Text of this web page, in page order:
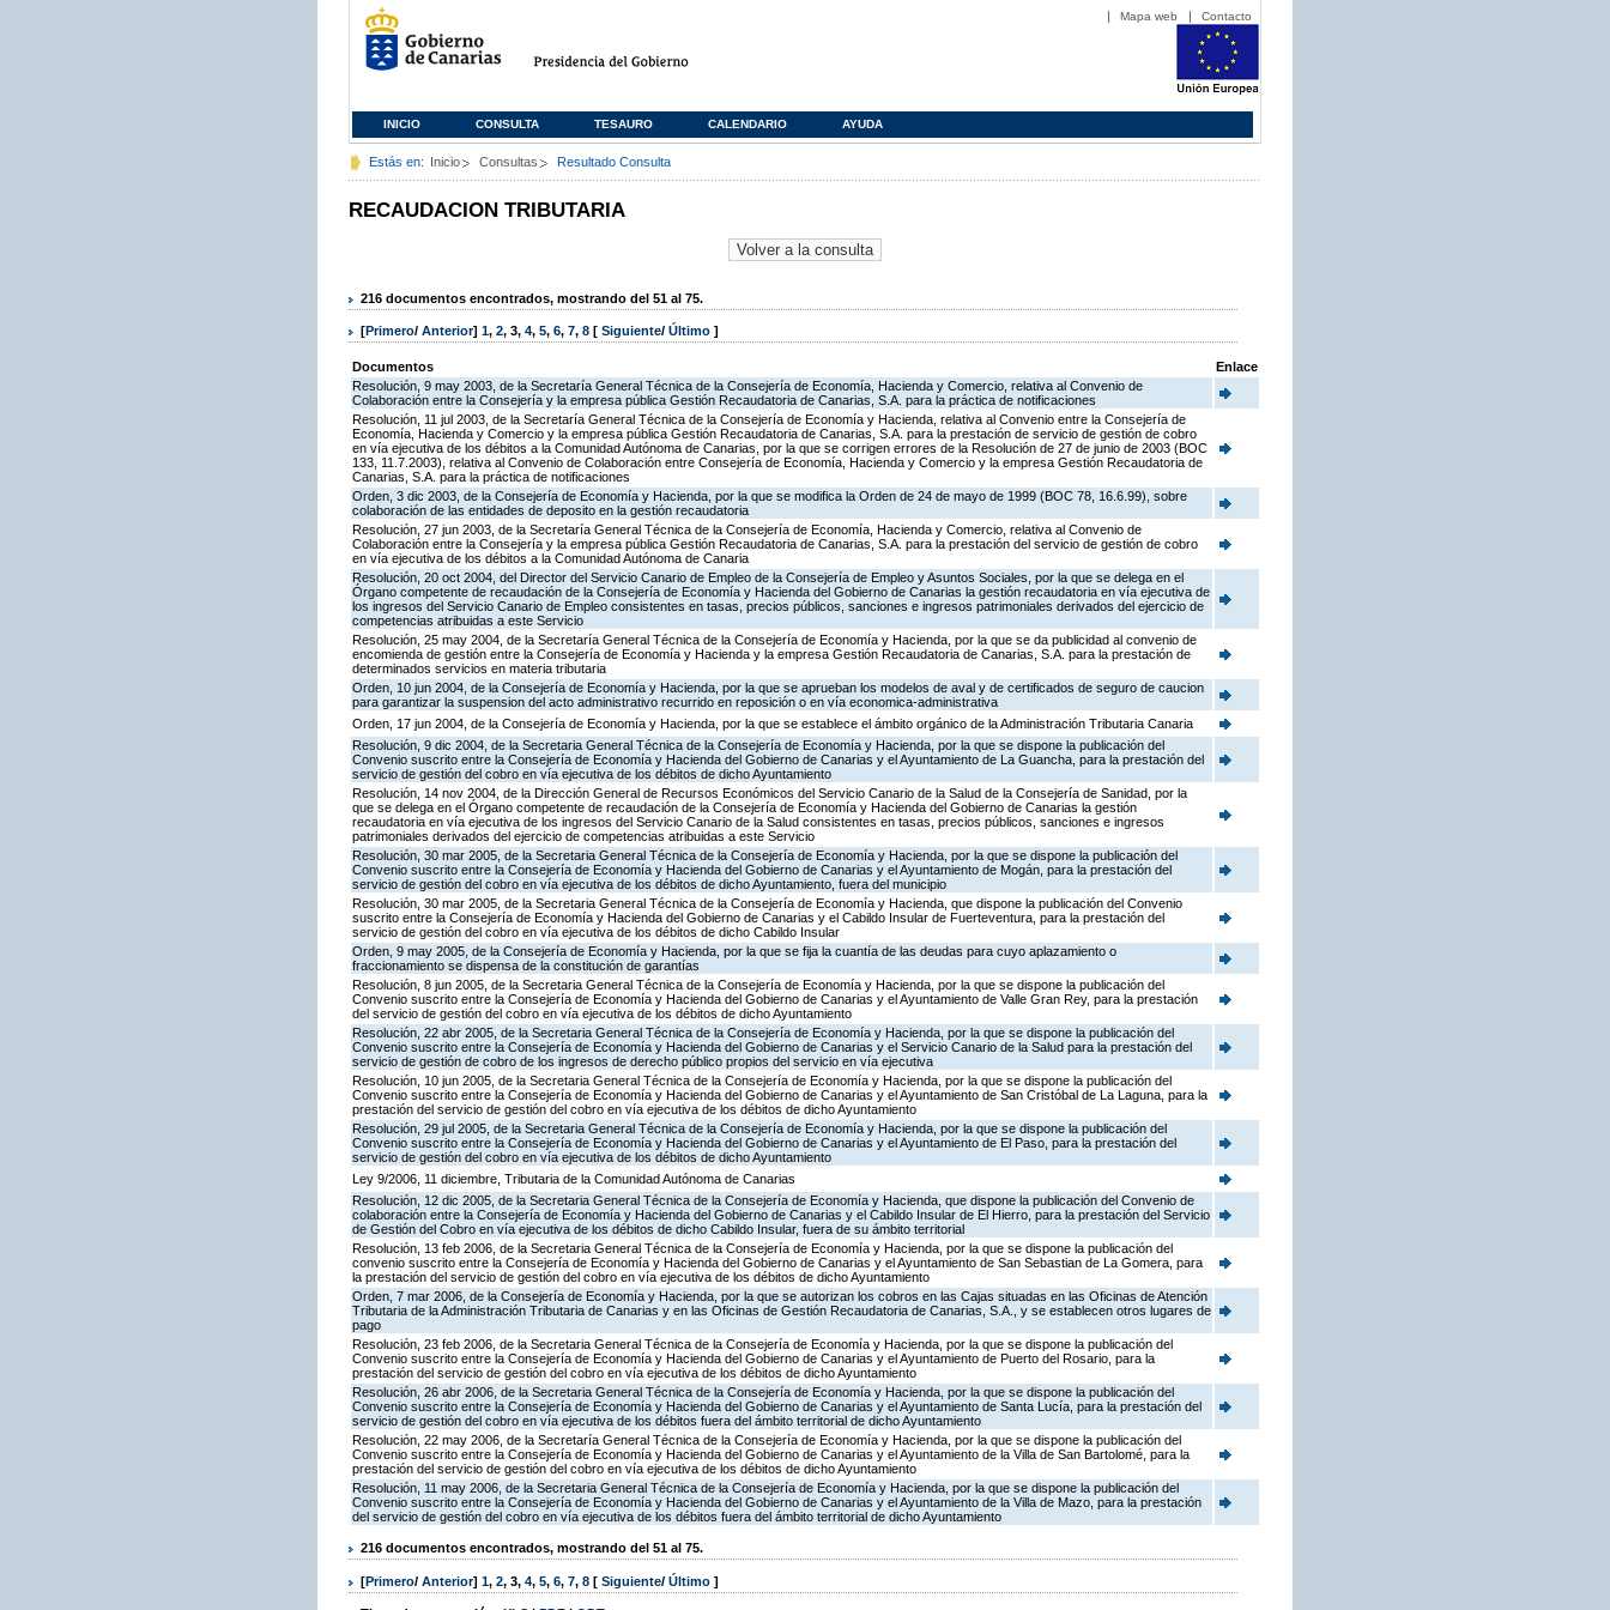
Mapa web Contacto
INICIO CONSULTA TESAURO CALENDARIO AYUDA
Estás en: Inicio Consultas Resultado Consulta
RECAUDACION TRIBUTARIA
216 documentos encontrados, mostrando del 51 al 75.
[Primero/ Anterior] 1, 2, 3, 4, 5, 6, 7, 8 [ Siguiente/ Último ]
Documentos
Enlace
Resolución, 9 may 2003, de la Secretaría General Técnica de la Consejería de Economía, Hacienda y Comercio, relativa al Convenio de
Colaboración entre la Consejería y la empresa pública Gestión Recaudatoria de Canarias, S.A. para la práctica de notificaciones
Resolución, 11 jul 2003, de la Secretaría General Técnica de la Consejería de Economía y Hacienda, relativa al Convenio entre la Consejería de
Economía, Hacienda y Comercio y la empresa pública Gestión Recaudatoria de Canarias, S.A. para la prestación de servicio de gestión de cobro
en vía ejecutiva de los débitos a la Comunidad Autónoma de Canarias, por la que se corrigen errores de la Resolución de 27 de junio de 2003 (BOC
133, 11.7.2003), relativa al Convenio de Colaboración entre Consejería de Economía, Hacienda y Comercio y la empresa Gestión Recaudatoria de
Canarias, S.A. para la práctica de notificaciones
Orden, 3 dic 2003, de la Consejería de Economía y Hacienda, por la que se modifica la Orden de 24 de mayo de 1999 (BOC 78, 16.6.99), sobre
colaboración de las entidades de deposito en la gestión recaudatoria
Resolución, 27 jun 2003, de la Secretaría General Técnica de la Consejería de Economía, Hacienda y Comercio, relativa al Convenio de
Colaboración entre la Consejería y la empresa pública Gestión Recaudatoria de Canarias, S.A. para la prestación del servicio de gestión de cobro
en vía ejecutiva de los débitos a la Comunidad Autónoma de Canaria
Resolución, 20 oct 2004, del Director del Servicio Canario de Empleo de la Consejería de Empleo y Asuntos Sociales, por la que se delega en el
Órgano competente de recaudación de la Consejería de Economía y Hacienda del Gobierno de Canarias la gestión recaudatoria en vía ejecutiva de
los ingresos del Servicio Canario de Empleo consistentes en tasas, precios públicos, sanciones e ingresos patrimoniales derivados del ejercicio de
competencias atribuidas a este Servicio
Resolución, 25 may 2004, de la Secretaría General Técnica de la Consejería de Economía y Hacienda, por la que se da publicidad al convenio de
encomienda de gestión entre la Consejería de Economía y Hacienda y la empresa Gestión Recaudatoria de Canarias, S.A. para la prestación de
determinados servicios en materia tributaria
Orden, 10 jun 2004, de la Consejería de Economía y Hacienda, por la que se aprueban los modelos de aval y de certificados de seguro de caucion
para garantizar la suspension del acto administrativo recurrido en reposición o en vía economica-administrativa
Orden, 17 jun 2004, de la Consejería de Economía y Hacienda, por la que se establece el ámbito orgánico de la Administración Tributaria Canaria
Resolución, 9 dic 2004, de la Secretaria General Técnica de la Consejería de Economía y Hacienda, por la que se dispone la publicación del
Convenio suscrito entre la Consejería de Economía y Hacienda del Gobierno de Canarias y el Ayuntamiento de La Guancha, para la prestación del
servicio de gestión del cobro en vía ejecutiva de los débitos de dicho Ayuntamiento
Resolución, 14 nov 2004, de la Dirección General de Recursos Económicos del Servicio Canario de la Salud de la Consejería de Sanidad, por la
que se delega en el Órgano competente de recaudación de la Consejería de Economía y Hacienda del Gobierno de Canarias la gestión
recaudatoria en vía ejecutiva de los ingresos del Servicio Canario de la Salud consistentes en tasas, precios públicos, sanciones e ingresos
patrimoniales derivados del ejercicio de competencias atribuidas a este Servicio
Resolución, 30 mar 2005, de la Secretaria General Técnica de la Consejería de Economía y Hacienda, por la que se dispone la publicación del
Convenio suscrito entre la Consejería de Economía y Hacienda del Gobierno de Canarias y el Ayuntamiento de Mogán, para la prestación del
servicio de gestión del cobro en vía ejecutiva de los débitos de dicho Ayuntamiento, fuera del municipio
Resolución, 30 mar 2005, de la Secretaria General Técnica de la Consejería de Economía y Hacienda, que dispone la publicación del Convenio
suscrito entre la Consejería de Economía y Hacienda del Gobierno de Canarias y el Cabildo Insular de Fuerteventura, para la prestación del
servicio de gestión del cobro en vía ejecutiva de los débitos de dicho Cabildo Insular
Orden, 9 may 2005, de la Consejería de Economía y Hacienda, por la que se fija la cuantía de las deudas para cuyo aplazamiento o
fraccionamiento se dispensa de la constitución de garantías
Resolución, 8 jun 2005, de la Secretaria General Técnica de la Consejería de Economía y Hacienda, por la que se dispone la publicación del
Convenio suscrito entre la Consejería de Economía y Hacienda del Gobierno de Canarias y el Ayuntamiento de Valle Gran Rey, para la prestación
del servicio de gestión del cobro en vía ejecutiva de los débitos de dicho Ayuntamiento
Resolución, 22 abr 2005, de la Secretaria General Técnica de la Consejería de Economía y Hacienda, por la que se dispone la publicación del
Convenio suscrito entre la Consejería de Economía y Hacienda del Gobierno de Canarias y el Servicio Canario de la Salud para la prestación del
servicio de gestión de cobro de los ingresos de derecho público propios del servicio en vía ejecutiva
Resolución, 10 jun 2005, de la Secretaria General Técnica de la Consejería de Economía y Hacienda, por la que se dispone la publicación del
Convenio suscrito entre la Consejería de Economía y Hacienda del Gobierno de Canarias y el Ayuntamiento de San Cristóbal de La Laguna, para la
prestación del servicio de gestión del cobro en vía ejecutiva de los débitos de dicho Ayuntamiento
Resolución, 29 jul 2005, de la Secretaria General Técnica de la Consejería de Economía y Hacienda, por la que se dispone la publicación del
Convenio suscrito entre la Consejería de Economía y Hacienda del Gobierno de Canarias y el Ayuntamiento de El Paso, para la prestación del
servicio de gestión del cobro en vía ejecutiva de los débitos de dicho Ayuntamiento
Ley 9/2006, 11 diciembre, Tributaria de la Comunidad Autónoma de Canarias
Resolución, 12 dic 2005, de la Secretaria General Técnica de la Consejería de Economía y Hacienda, que dispone la publicación del Convenio de
colaboración entre la Consejería de Economía y Hacienda del Gobierno de Canarias y el Cabildo Insular de El Hierro, para la prestación del Servicio
de Gestión del Cobro en vía ejecutiva de los débitos de dicho Cabildo Insular, fuera de su ámbito territorial
Resolución, 13 feb 2006, de la Secretaria General Técnica de la Consejería de Economía y Hacienda, por la que se dispone la publicación del
convenio suscrito entre la Consejería de Economía y Hacienda del Gobierno de Canarias y el Ayuntamiento de San Sebastian de La Gomera, para
la prestación del servicio de gestión del cobro en vía ejecutiva de los débitos de dicho Ayuntamiento
Orden, 7 mar 2006, de la Consejería de Economía y Hacienda, por la que se autorizan los cobros en las Cajas situadas en las Oficinas de Atención
Tributaria de la Administración Tributaria de Canarias y en las Oficinas de Gestión Recaudatoria de Canarias, S.A., y se establecen otros lugares de
pago
Resolución, 23 feb 2006, de la Secretaria General Técnica de la Consejería de Economía y Hacienda, por la que se dispone la publicación del
Convenio suscrito entre la Consejería de Economía y Hacienda del Gobierno de Canarias y el Ayuntamiento de Puerto del Rosario, para la
prestación del servicio de gestión del cobro en vía ejecutiva de los débitos de dicho Ayuntamiento
Resolución, 26 abr 2006, de la Secretaria General Técnica de la Consejería de Economía y Hacienda, por la que se dispone la publicación del
Convenio suscrito entre la Consejería de Economía y Hacienda del Gobierno de Canarias y el Ayuntamiento de Santa Lucía, para la prestación del
servicio de gestión del cobro en vía ejecutiva de los débitos fuera del ámbito territorial de dicho Ayuntamiento
Resolución, 22 may 2006, de la Secretaría General Técnica de la Consejería de Economía y Hacienda, por la que se dispone la publicación del
Convenio suscrito entre la Consejería de Economía y Hacienda del Gobierno de Canarias y el Ayuntamiento de la Villa de San Bartolomé, para la
prestación del servicio de gestión del cobro en vía ejecutiva de los débitos de dicho Ayuntamiento
Resolución, 11 may 2006, de la Secretaria General Técnica de la Consejería de Economía y Hacienda, por la que se dispone la publicación del
Convenio suscrito entre la Consejería de Economía y Hacienda del Gobierno de Canarias y el Ayuntamiento de la Villa de Mazo, para la prestación
del servicio de gestión del cobro en vía ejecutiva de los débitos fuera del ámbito territorial de dicho Ayuntamiento
216 documentos encontrados, mostrando del 51 al 75.
[Primero/ Anterior] 1, 2, 3, 4, 5, 6, 7, 8 [ Siguiente/ Último ]